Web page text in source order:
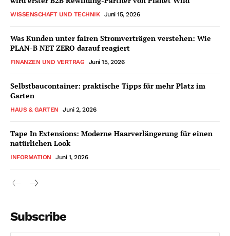
WISSENSCHAFT UND TECHNIK Juni 15, 2026
Was Kunden unter fairen Stromverträgen verstehen: Wie
PLAN-B NET ZERO darauf reagiert
FINANZEN UND VERTRAG Juni 15, 2026
Selbstbaucontainer: praktische Tipps für mehr Platz im
Garten
HAUS & GARTEN Juni 2, 2026
Tape In Extensions: Moderne Haarverlängerung für einen
natürlichen Look
INFORMATION Juni 1, 2026
Subscribe